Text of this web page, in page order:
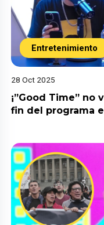
Entretenimiento
28 Oct 2025
¡”Good Time” no
fin del programa